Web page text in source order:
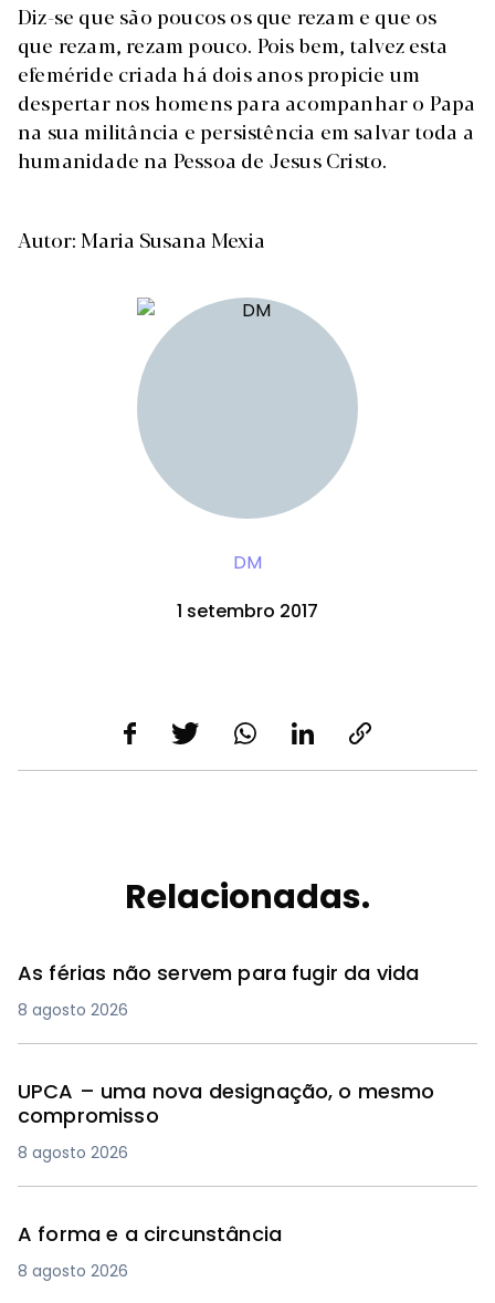
Diz-se que são poucos os que rezam e que os
que rezam, rezam pouco. Pois bem, talvez esta
efeméride criada há dois anos propicie um
despertar nos homens para acompanhar o Papa
na sua militância e persistência em salvar toda a
humanidade na Pessoa de Jesus Cristo.
Autor: Maria Susana Mexia
DM
1 setembro 2017
Relacionadas.
As férias não servem para fugir da vida
8 agosto 2026
UPCA – uma nova designação, o mesmo
compromisso
8 agosto 2026
A forma e a circunstância
8 agosto 2026